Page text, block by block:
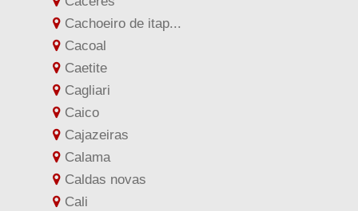
Cachoeiro de itap...
Cacoal
Caetite
Cagliari
Caico
Cajazeiras
Calama
Caldas novas
Cali